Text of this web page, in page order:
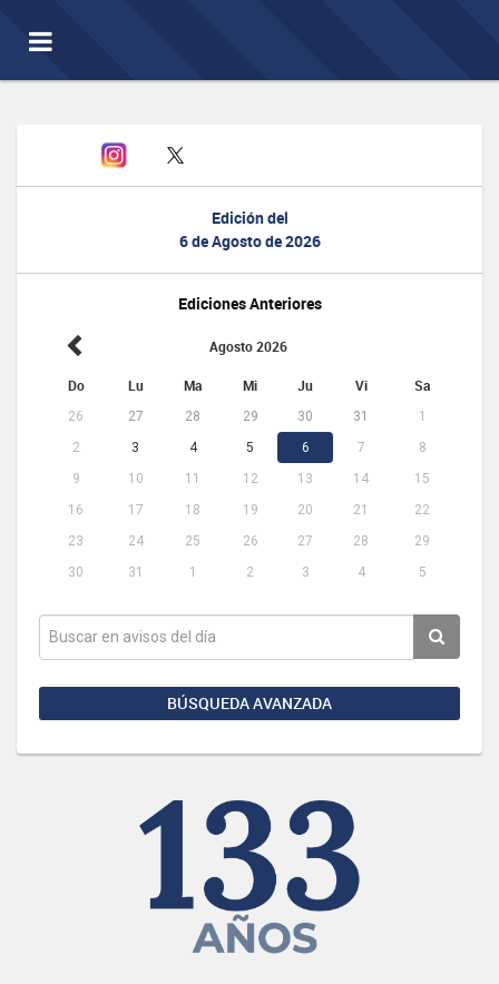
Toggle
navigation
Edición del
6 de Agosto de 2026
Ediciones Anteriores
Agosto 2026
Do Lu Ma Mi Ju Vi Sa
26 27 28 29 30 31
1
2
3 4 5 6 7
8
9
10 11 12 13 14
15
16
17 18 19 20 21
22
23
24 25 26 27 28
29
30
31 1 2 3 4 5
BÚSQUEDA AVANZADA